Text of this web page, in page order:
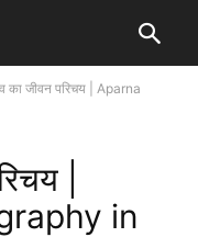
का जीवन परिचय | Aparna
|
in